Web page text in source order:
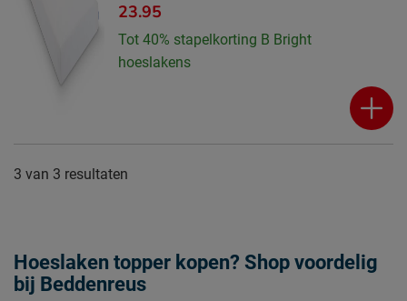
23.95
Tot 40% stapelkorting B Bright
hoeslakens
3 van 3 resultaten
Hoeslaken topper kopen? Shop voordelig
bij Beddenreus